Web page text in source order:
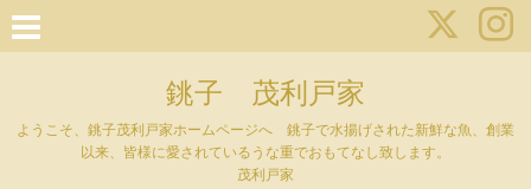
銚子 茂利戸家
ようこそ、銚子茂利戸家ホームページへ 銚子で水揚げされた新鮮な魚、創業
以来、皆様に愛されているうな重でおもてなし致します。
茂利戸家